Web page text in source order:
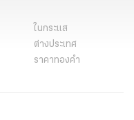
ในกระแส
ต่างประเทศ
ราคาทองคำ